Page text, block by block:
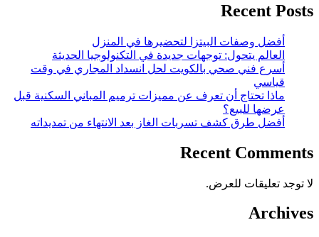
Recent Posts
أفضل وصفات البيتزا لتحضيرها في المنزل
العالم يتحول: توجهات جديدة في التكنولوجيا الحديثة
أسرع فني صحي بالكويت لحل انسداد المجاري في وقت
قياسي
ماذا تحتاج أن تعرف عن مميزات ترميم المباني السكنية قبل
عرضها للبيع؟
أفضل طرق كشف تسربات الغاز بعد الانتهاء من تمديداته
Recent Comments
لا توجد تعليقات للعرض.
Archives